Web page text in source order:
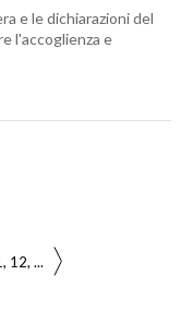
e le dichiarazioni del
l'accoglienza e
12 ...